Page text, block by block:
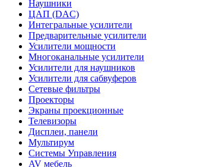
Наушники
ЦАП (DAC)
Интегральные усилители
Предварительные усилители
Усилители мощности
Многоканальные усилители
Усилители для наушников
Усилители для сабвуферов
Сетевые фильтры
Проекторы
Экраны проекционные
Телевизоры
Дисплеи, панели
Мультирум
Системы Управления
AV мебель